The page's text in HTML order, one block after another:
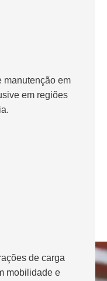
manutenção em
em regiões
de carga
mobilidade e